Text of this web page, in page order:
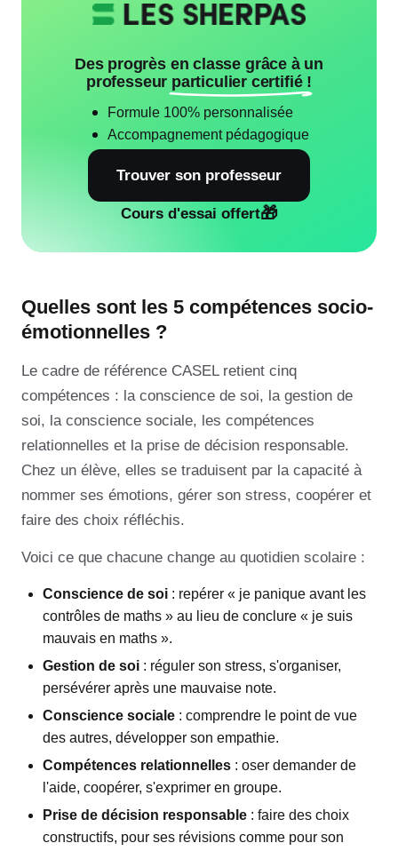
Des progrès en classe grâce à un
professeur particulier certifié !
Formule 100% personnalisée
Accompagnement pédagogique
Trouver son professeur
Cours d'essai offert🎁
Quelles sont les 5 compétences socio-
émotionnelles ?
Le cadre de référence CASEL retient cinq
compétences : la conscience de soi, la gestion de
soi, la conscience sociale, les compétences
relationnelles et la prise de décision responsable.
Chez un élève, elles se traduisent par la capacité à
nommer ses émotions, gérer son stress, coopérer et
faire des choix réfléchis.
Voici ce que chacune change au quotidien scolaire :
Conscience de soi : repérer « je panique avant les
contrôles de maths » au lieu de conclure « je suis
mauvais en maths ».
Gestion de soi : réguler son stress, s'organiser,
persévérer après une mauvaise note.
Conscience sociale : comprendre le point de vue
des autres, développer son empathie.
Compétences relationnelles : oser demander de
l'aide, coopérer, s'exprimer en groupe.
Prise de décision responsable : faire des choix
constructifs, pour ses révisions comme pour son